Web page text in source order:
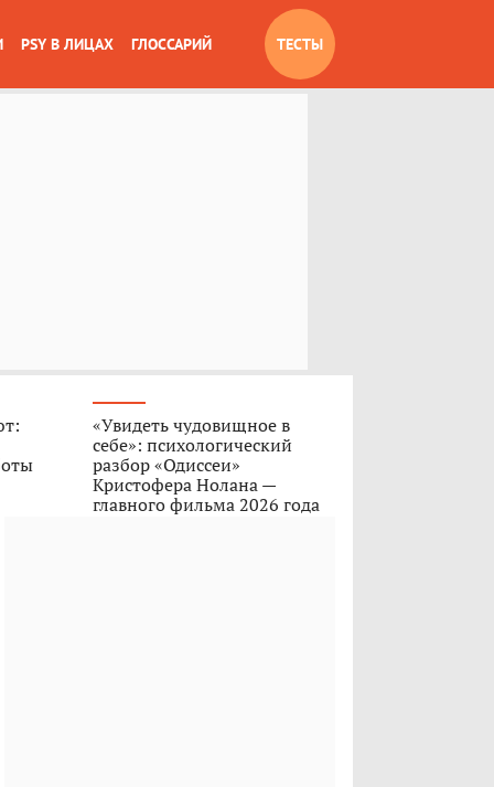
PSY В ЛИЦАХ ГЛОССАРИЙ ТЕСТЫ
«Увидеть чудовищное в
себе»: психологический
разбор «Одиссеи»
Кристофера Нолана —
главного фильма 2026 года